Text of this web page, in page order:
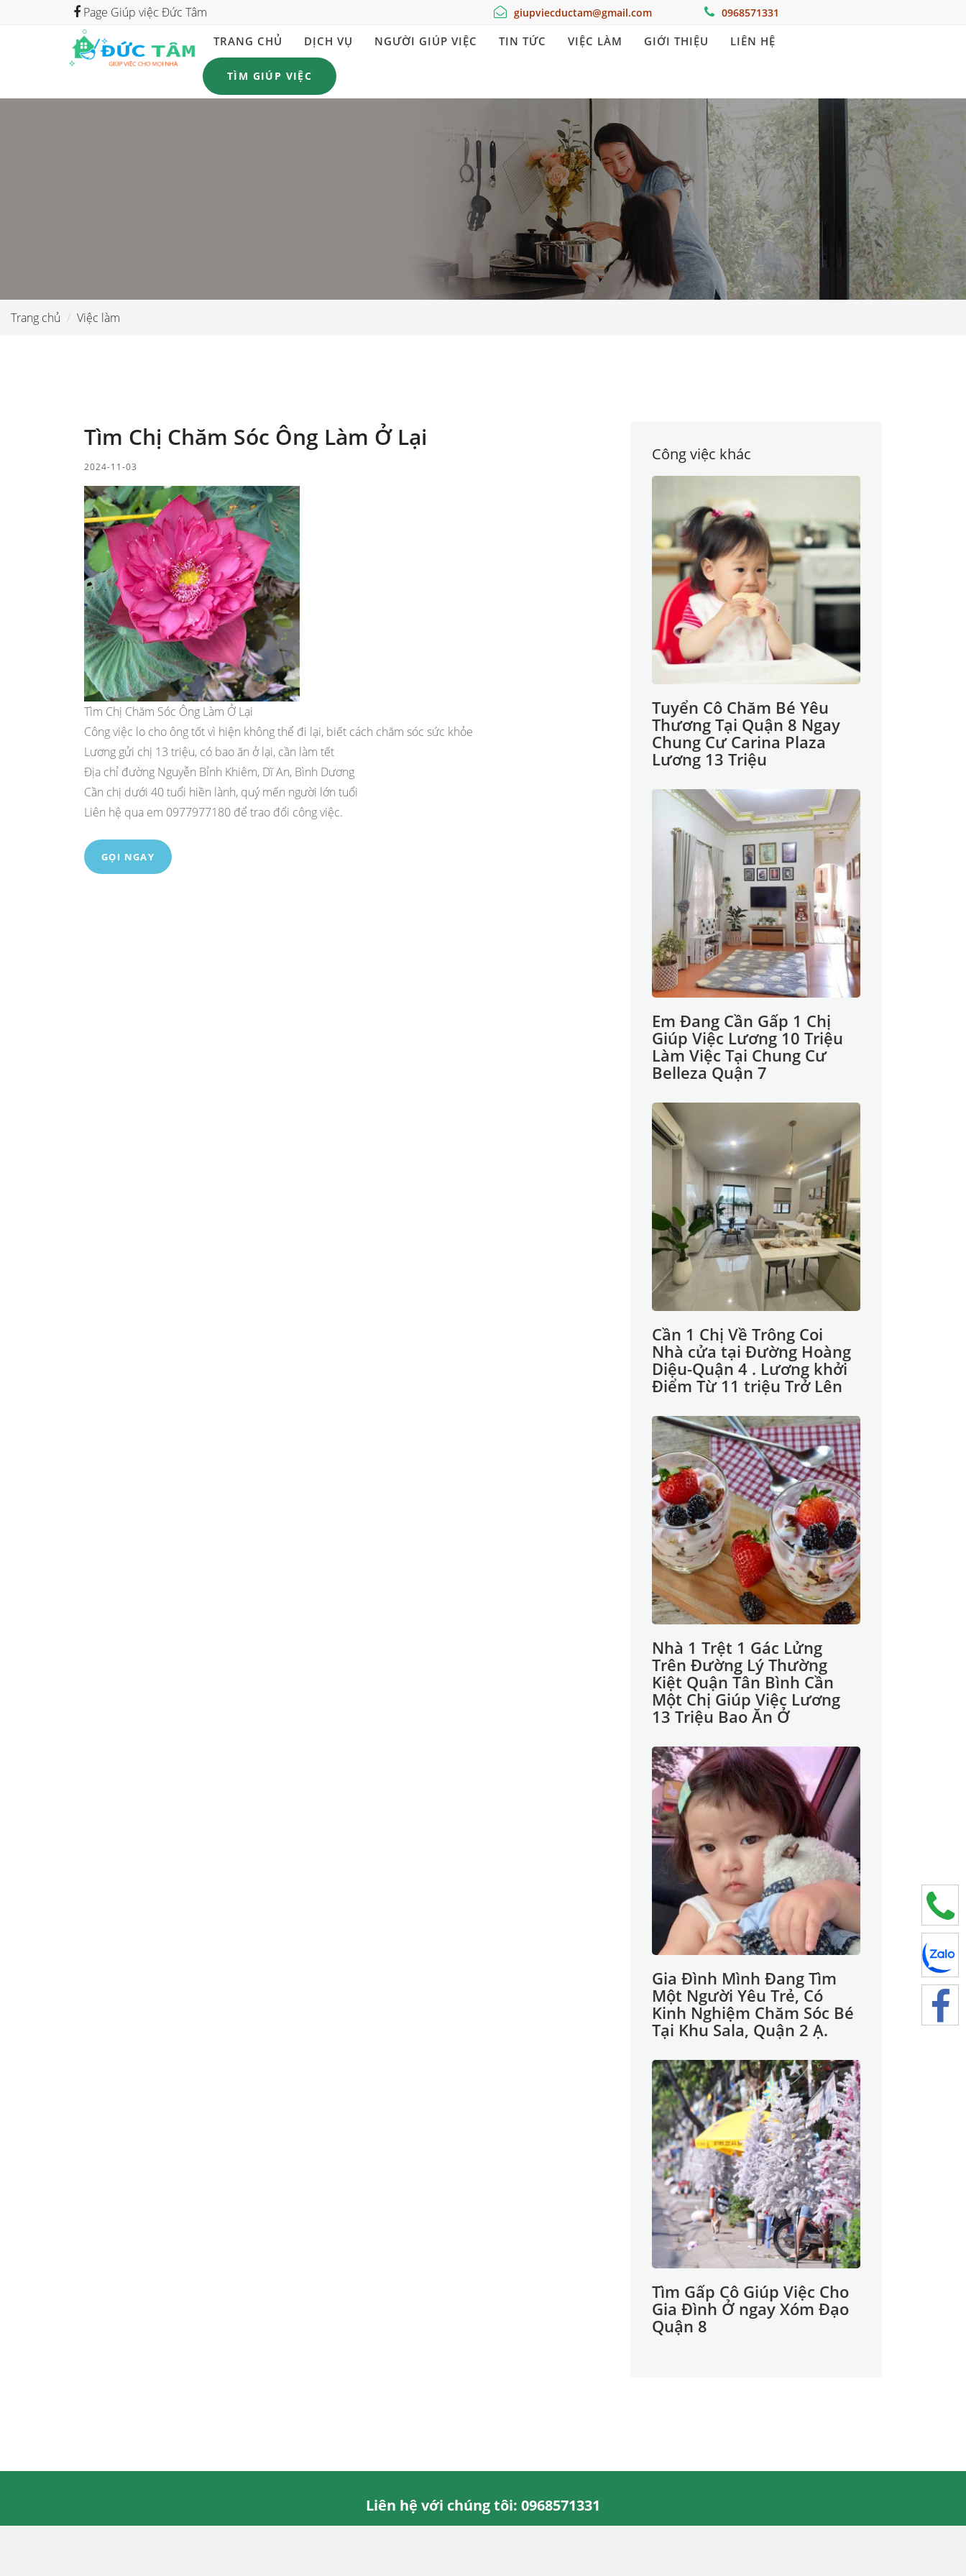
Page Giúp việc Đức Tâm giupviecductam@gmail.com 0968571331
TRANG CHỦ DỊCH VỤ NGƯỜI GIÚP VIỆC TIN TỨC VIỆC LÀM GIỚI THIỆU LIÊN HỆ
TÌM GIÚP VIỆC
Trang chủ Việc làm
Tìm Chị Chăm Sóc Ông Làm Ở Lại
2024-11-03
Tìm Chị Chăm Sóc Ông Làm Ở Lại
Công việc lo cho ông tốt vì hiện không thể đi lại, biết cách chăm sóc sức khỏe
Lương gửi chị 13 triệu, có bao ăn ở lại, cần làm tết
Địa chỉ đường Nguyễn Bỉnh Khiêm, Dĩ An, Bình Dương
Cần chị dưới 40 tuổi hiền lành, quý mến người lớn tuổi
Liên hệ qua em 0977977180 để trao đổi công việc.
GỌI NGAY
Công việc khác
Tuyển Cô Chăm Bé Yêu
Thương Tại Quận 8 Ngay
Chung Cư Carina Plaza
Lương 13 Triệu
Em Đang Cần Gấp 1 Chị
Giúp Việc Lương 10 Triệu
Làm Việc Tại Chung Cư
Belleza Quận 7
Cần 1 Chị Về Trông Coi
Nhà cửa tại Đường Hoàng
Diệu-Quận 4 . Lương khởi
Điểm Từ 11 triệu Trở Lên
Nhà 1 Trệt 1 Gác Lửng
Trên Đường Lý Thường
Kiệt Quận Tân Bình Cần
Một Chị Giúp Việc Lương
13 Triệu Bao Ăn Ở
Gia Đình Mình Đang Tìm
Một Người Yêu Trẻ, Có
Kinh Nghiệm Chăm Sóc Bé
Tại Khu Sala, Quận 2 Ạ.
Tìm Gấp Cô Giúp Việc Cho
Gia Đình Ở ngay Xóm Đạo
Quận 8
Liên hệ với chúng tôi: 0968571331